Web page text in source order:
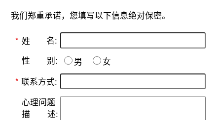
我们郑重承诺，您填写以下信息绝对保密。
* 姓 名:
性 别: 男
女
* 联系方式:
心理问题
描
述: